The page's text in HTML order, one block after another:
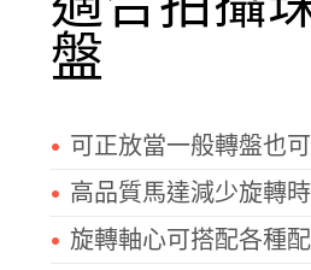
盤
可正放當一般轉盤也
高品質馬達減少旋轉
旋轉軸心可搭配各種